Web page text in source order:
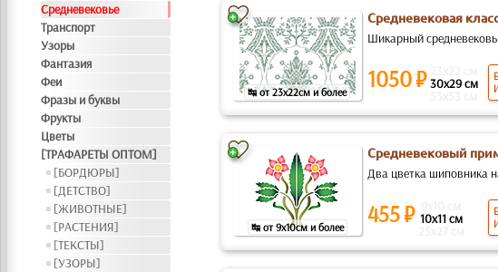
Средневековье
Транспорт
Узоры
Фантазия
Феи
Фразы и буквы
Фрукты
Цветы
[ТРАФАРЕТЫ ОПТОМ]
[БОРДЮРЫ]
[ДЕТСТВО]
[ЖИВОТНЫЕ]
[РАСТЕНИЯ]
[ТЕКСТЫ]
[УЗОРЫ]
↹ от 23x22см и более
Средневековая
Шикарный
1050 ₽30x29 см
↹ от 9x10см и более
Средневековый
Два цветка шиповника
455 ₽ 10x11 см